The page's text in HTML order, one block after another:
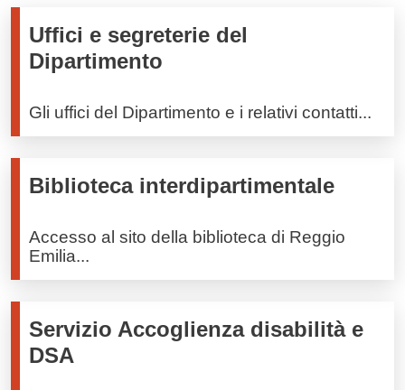
Uffici e segreterie del
Dipartimento
Gli uffici del Dipartimento e i relativi contatti...
Biblioteca interdipartimentale
Accesso al sito della biblioteca di Reggio
Emilia...
Servizio Accoglienza disabilità e
DSA